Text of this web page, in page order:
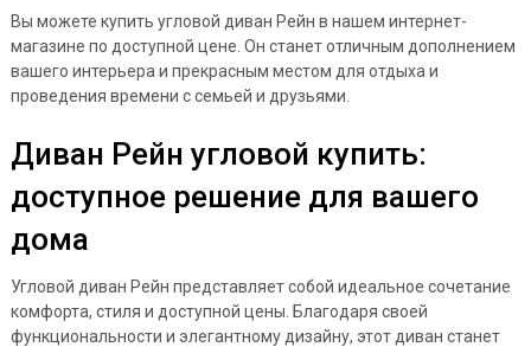
Вы можете купить угловой диван Рейн в нашем интернет-
магазине по доступной цене. Он станет отличным дополнением
вашего интерьера и прекрасным местом для отдыха и
проведения времени с семьей и друзьями.
Диван Рейн угловой купить:
доступное решение для вашего
дома
Угловой диван Рейн представляет собой идеальное сочетание
комфорта, стиля и доступной цены. Благодаря своей
функциональности и элегантному дизайну, этот диван станет